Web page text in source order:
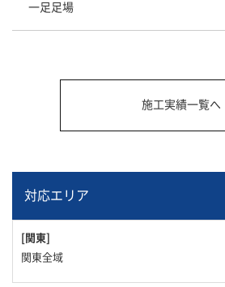
一足足場
施工実績一覧へ
対応エリア
[関東]
関東全域